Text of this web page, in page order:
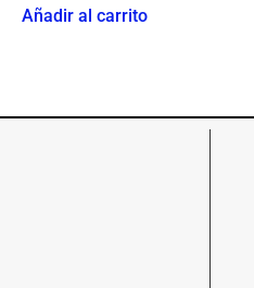
Añadir al carrito